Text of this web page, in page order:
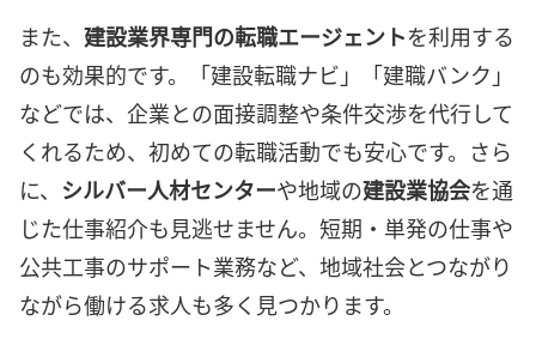
また、 建設業界専門の転職エージェントを利用する
のも効果的です。「建設転職ナビ」「建職バンク」
などでは、企業との面接調整や条件交渉を代行して
くれるため、初めての転職活動でも安心です。さら
に、 シルバー人材センターや地域の建設業協会を通
じた仕事紹介も見逃せません。短期・単発の仕事や
公共工事のサポート業務など、地域社会とつながり
ながら働ける求人も多く見つかります。